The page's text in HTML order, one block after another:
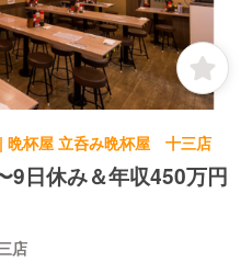
晩杯屋 立呑み晩杯屋 十三店
9日休み＆年収450万円
店